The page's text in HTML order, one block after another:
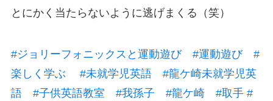
とにかく当たらないように逃げまくる（笑）
#ジョリーフォニックスと運動遊び #運動遊び
#
楽しく学ぶ
#未就学児英語 #龍ケ崎未就学児英
語
#子供英語教室 #我孫子 #龍ケ崎 #取手 #